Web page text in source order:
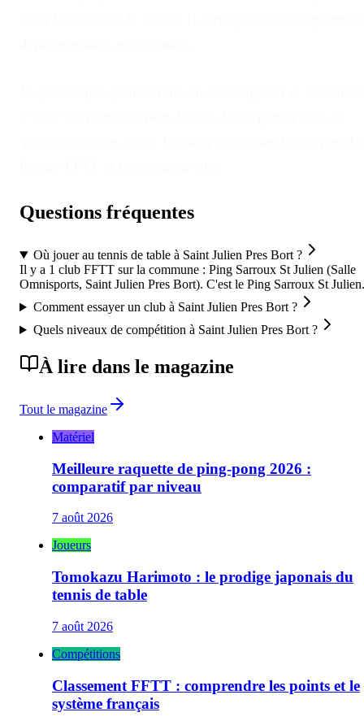
Questions fréquentes
Où jouer au tennis de table à Saint Julien Pres Bort ?
Il y a 1 club FFTT sur la commune : Ping Sarroux St Julien (Salle
Omnisports, Saint Julien Pres Bort). C'est le Ping Sarroux St Julien.
Comment essayer un club à Saint Julien Pres Bort ?
Quels niveaux de compétition à Saint Julien Pres Bort ?
À lire dans le magazine
Tout le magazine
Matériel
Meilleure raquette de ping-pong 2026 :
comparatif par niveau
7 août 2026
Joueurs
Tomokazu Harimoto : le prodige japonais du
tennis de table
7 août 2026
Compétitions
Classement FFTT : comprendre les points et le
système français